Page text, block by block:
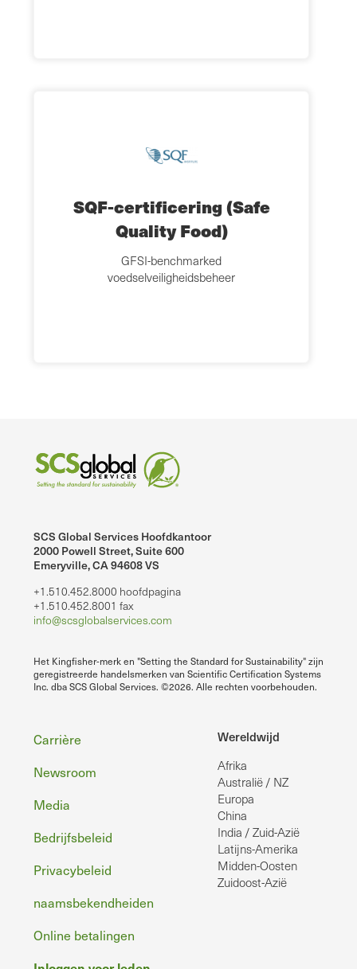
SQF-certificering (Safe
Quality Food)
GFSI-benchmarked
voedselveiligheidsbeheer
SCS Global Services Hoofdkantoor
2000 Powell Street, Suite 600
Emeryville, CA 94608 VS
+1.510.452.8000 hoofdpagina
+1.510.452.8001 fax
info@scsglobalservices.com
Het Kingfisher-merk en "Setting the Standard for Sustainability" zijn
geregistreerde handelsmerken van Scientific Certification Systems
Inc. dba SCS Global Services. ©2026. Alle rechten voorbehouden.
Wereldwijd
Afrika
Australië / NZ
Europa
China
India / Zuid-Azië
Latijns-Amerika
Midden-Oosten
Zuidoost-Azië
Voettekst
Carrière
Newsroom
Media
Bedrijfsbeleid
Privacybeleid
naamsbekendheiden
Online betalingen